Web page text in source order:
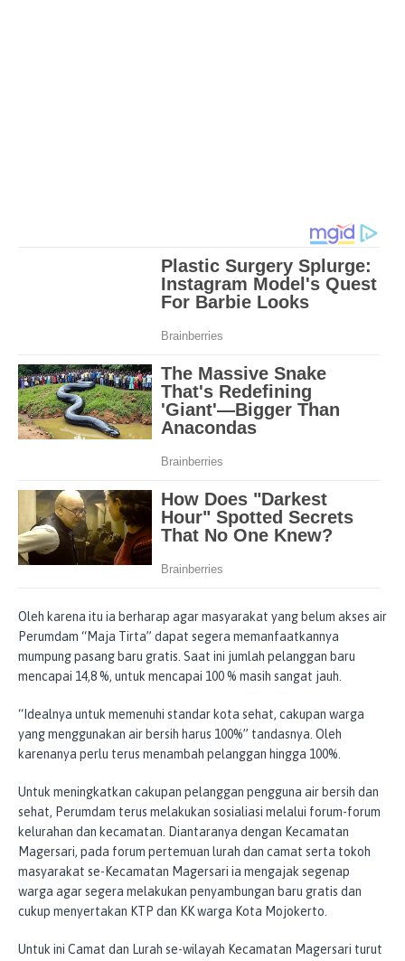
Oleh karena itu ia berharap agar masyarakat yang belum akses air
Perumdam “Maja Tirta” dapat segera memanfaatkannya
mumpung pasang baru gratis. Saat ini jumlah pelanggan baru
mencapai 14,8 %, untuk mencapai 100 % masih sangat jauh.
“Idealnya untuk memenuhi standar kota sehat, cakupan warga
yang menggunakan air bersih harus 100%” tandasnya. Oleh
karenanya perlu terus menambah pelanggan hingga 100%.
Untuk meningkatkan cakupan pelanggan pengguna air bersih dan
sehat, Perumdam terus melakukan sosialiasi melalui forum-forum
kelurahan dan kecamatan. Diantaranya dengan Kecamatan
Magersari, pada forum pertemuan lurah dan camat serta tokoh
masyarakat se-Kecamatan Magersari ia mengajak segenap
warga agar segera melakukan penyambungan baru gratis dan
cukup menyertakan KTP dan KK warga Kota Mojokerto.
Untuk ini Camat dan Lurah se-wilayah Kecamatan Magersari turut